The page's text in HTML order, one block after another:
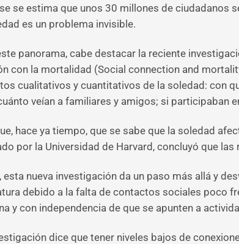
se se estima que unos 30 millones de ciudadanos
es un problema invisible.
panorama, cabe destacar la reciente
con la mortalidad (Social connection and
cualitativos y cuantitativos de la soledad: con
veían a familiares y amigos; si participaban
hace ya tiempo, que se sabe que la soledad
por la Universidad de Harvard, concluyó que
esta nueva investigación da un paso más allá y
debido a la falta de contactos sociales poco
y con independencia de que se apunten a
dice que tener niveles bajos de